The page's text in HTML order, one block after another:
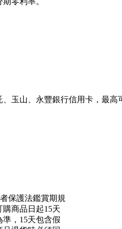
玉山、永豐銀行信用卡，最高
保護法鑑賞期規
商品日起15天
，15天包含假